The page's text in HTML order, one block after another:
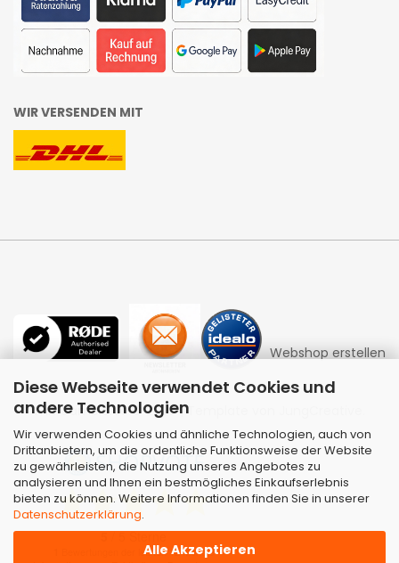
Diese Webseite verwendet Cookies und
andere Technologien
Wir verwenden Cookies und ähnliche Technologien, auch von
Drittanbietern, um die ordentliche Funktionsweise der Website
zu gewährleisten, die Nutzung unseres Angebotes zu
analysieren und Ihnen ein bestmögliches Einkaufserlebnis
bieten zu können. Weitere Informationen finden Sie in unserer
Datenschutzerklärung.
Alle Akzeptieren
WIR VERSENDEN MIT
Webshop erstellen
mit Gambio.de © 2026 | Template von